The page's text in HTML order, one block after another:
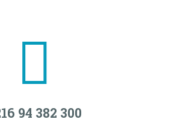
94 382 300